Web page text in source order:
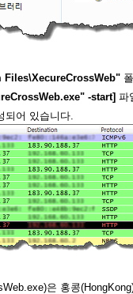
Files\XecureCrossWeb"
-start] 파
되어 있습니다.
은 홍콩